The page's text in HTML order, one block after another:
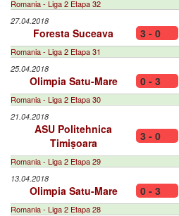
Romania - Liga 2 Etapa 32
27.04.2018
Foresta Suceava 3 - 0
Romania - Liga 2 Etapa 31
25.04.2018
Olimpia Satu-Mare 0 - 3
Romania - Liga 2 Etapa 30
21.04.2018
ASU Politehnica
Timişoara
3 - 0
Romania - Liga 2 Etapa 29
13.04.2018
Olimpia Satu-Mare 0 - 3
Romania - Liga 2 Etapa 28